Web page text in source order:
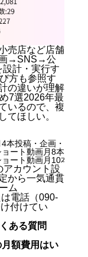
売店など店舗
画→SNS→公
計・実行す
方も参照す
の違いが理解
7選2026年最
いるので、複
てほしい。
4本投稿・企画・撮影
ョート動画月8本・企
ョート動画月10本・
アカウント設
から一気通貫
ム
は電話（090-
付けてい
ある質問
額費用はい